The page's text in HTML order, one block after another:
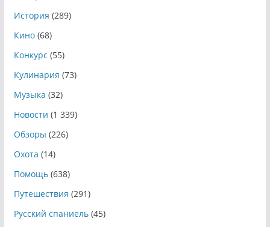
История (289)
Кино(68)
Конкурс (55)
Кулинария (73)
Музыка (32)
Новости (1 339)
Обзоры (226)
Охота (14)
Помощь(638)
Путешествия (291)
Русский спаниель(45)